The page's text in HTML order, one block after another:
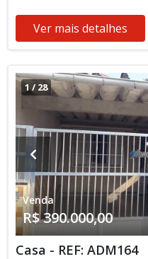
churrasco , salões de jogos
suas férias, em um dos
Ver mais detalhes
1/28
Venda
R$ 390.000,00
Casa - REF: ADM164